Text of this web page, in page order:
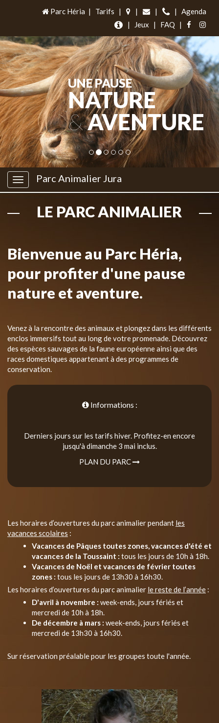
Parc Héria | Tarifs | | | |
Agenda
|
Jeux | FAQ |
UNE PAUSE
NATURE
&AVENTURE
Parc Animalier Jura
LE PARC ANIMALIER
Bienvenue au Parc Héria,
pour profiter d'une pause
nature et aventure.
Venez à la rencontre des animaux et plongez dans les différents
enclos immersifs tout au long de votre promenade. Découvrez
des espèces sauvages de la faune européenne ainsi que des
races domestiques appartenant à des programmes de
conservation.
Informations :
Derniers jours sur les tarifs hiver. Profitez-en encore
jusqu'à dimanche 3 mai inclus.
PLAN DU PARC
Les horaires d’ouvertures du parc animalier pendant les
vacances scolaires :
Vacances de Pâques toutes zones, vacances d'été et
vacances de la Toussaint : tous les jours de 10h à 18h.
Vacances de Noël et vacances de février toutes
zones : tous les jours de 13h30 à 16h30.
Les horaires d’ouvertures du parc animalier le reste de l’année :
D'avril à novembre : week-ends, jours fériés et
mercredi de 10h à 18h.
De décembre à mars : week-ends, jours fériés et
mercredi de 13h30 à 16h30.
Sur réservation préalable pour les groupes toute l'année.